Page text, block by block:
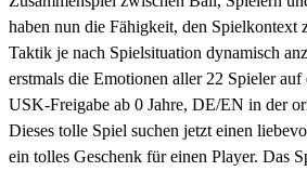
haben nun die Fähigkeit, den Spielkontext
Taktik je nach Spielsituation dynamisch
erstmals die Emotionen aller 22 Spieler auf
USK-Freigabe ab 0 Jahre, DE/EN in der
Dieses tolle Spiel suchen jetzt einen
ein tolles Geschenk für einen Player. Das